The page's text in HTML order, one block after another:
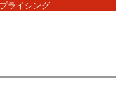
ライシング